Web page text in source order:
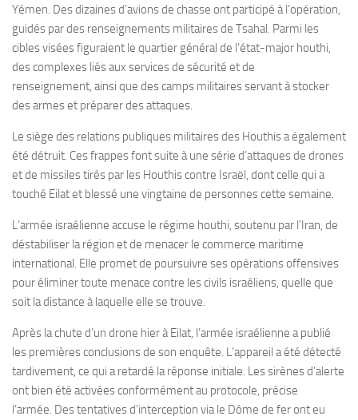
Yémen. Des dizaines d’avions de chasse ont participé à l’opération,
guidés par des renseignements militaires de Tsahal. Parmi les
cibles visées figuraient le quartier général de l’état-major houthi,
des complexes liés aux services de sécurité et de
renseignement, ainsi que des camps militaires servant à stocker
des armes et préparer des attaques.
Le siège des relations publiques militaires des Houthis a également
été détruit. Ces frappes font suite à une série d’attaques de drones
et de missiles tirés par les Houthis contre Israël, dont celle qui a
touché Eilat et blessé une vingtaine de personnes cette semaine.
L’armée israélienne accuse le régime houthi, soutenu par l’Iran, de
déstabiliser la région et de menacer le commerce maritime
international. Elle promet de poursuivre ses opérations offensives
pour éliminer toute menace contre les civils israéliens, quelle que
soit la distance à laquelle elle se trouve.
Après la chute d’un drone hier à Eilat, l’armée israélienne a publié
les premières conclusions de son enquête. L’appareil a été détecté
tardivement, ce qui a retardé la réponse initiale. Les sirènes d’alerte
ont bien été activées conformément au protocole, précise
l’armée. Des tentatives d’interception via le Dôme de fer ont eu